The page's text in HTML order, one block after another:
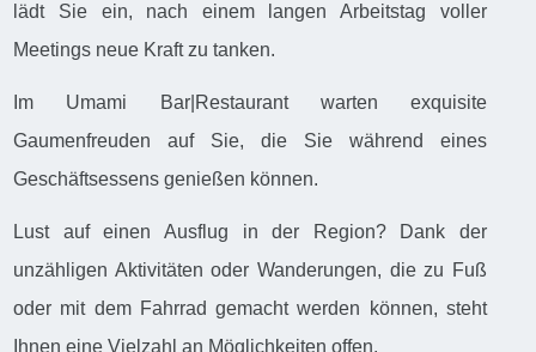
lädt Sie ein, nach einem langen Arbeitstag voller
Meetings neue Kraft zu tanken.
Im Umami Bar|Restaurant warten exquisite
Gaumenfreuden auf Sie, die Sie während eines
Geschäftsessens genießen können.
Lust auf einen Ausflug in der Region? Dank der
unzähligen Aktivitäten oder Wanderungen, die zu Fuß
oder mit dem Fahrrad gemacht werden können, steht
Ihnen eine Vielzahl an Möglichkeiten offen.